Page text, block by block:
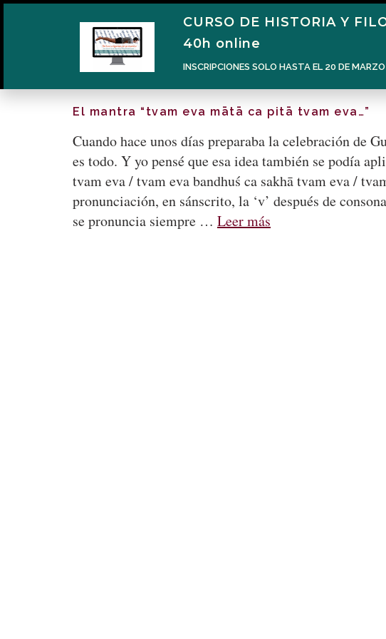
El mantra “tvam eva mātā ca pitā tvam eva…”
Cuando hace unos días preparaba la celebración de
es todo. Y yo pensé que esa idea también se podía
tvam eva / tvam eva bandhuś ca sakhā tvam eva /
pronunciación, en sánscrito, la ‘v’ después de
se pronuncia siempre … Leer más
CURSO DE HISTORIA Y
40h online
INSCRIPCIONES SOLO HASTA EL 20 DE